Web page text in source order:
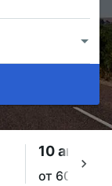
10 авг., пн
от 600 ₽